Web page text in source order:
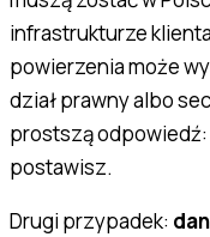
infrastrukturze
powierzenia może
dział prawny albo
prostszą odpowiedź:
postawisz.
Drugi przypadek: